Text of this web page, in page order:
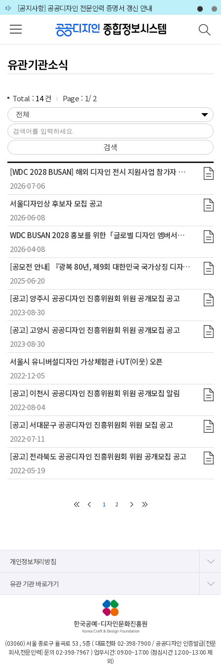
본문 바로가기
주메뉴 바로가기
하단 바로가기
[공지사항] 공공디자인 전문인력 증명서 갱신 안내
🙋‍♀️🙋‍♂️2026 공공디자인 분야 전문가 인력풀 상시 모집 공고
유관기관소식
Total : 14건 Page : 1/2
검색
[WDC 2028 BUSAN] 해외 디자인 전시 지원사업 참가자 모집 공고
2026-07-06
서울디자인상 후보자 모집 공고
2026-06-08
WDC BUSAN 2028 홍보를 위한「글로벌 디자인 엠버서더 모집」
2026-04-08
[공모전 안내] 『광복 80년, 제9회 대한민국 국가상징 디자인 공모전』 개최
2025-06-20
[공고] 양주시 공공디자인 진흥위원회 위원 공개모집 공고
2023-08-30
[공고] 고양시 공공디자인 진흥위원회 위원 공개모집 공고
2023-08-30
서울시 유니버설디자인 가상체험관 i-UT(이웃) 오픈
2022-12-05
[공고] 이천시 공공디자인 진흥위원회 위원 공개모집 알림
2022-08-04
[공고] 서대문구 공공디자인 진흥위원회 위원 모집 공고
2022-07-11
[공고] 전라북도 공공디자인 진흥위원회 위원 공개모집 공고
2022-05-19
1 2
개인정보처리방침
유관 기관 바로가기
(03060) 서울 종로구 율곡로 53 , 5층 ( 대표전화02-398-7900 / 공공디자인 인증발급[전문
회사,전문인력] 문의02-398-7967) 업무시간: 09:00~17:00 (점심시간 12:00~13:00 제
외)